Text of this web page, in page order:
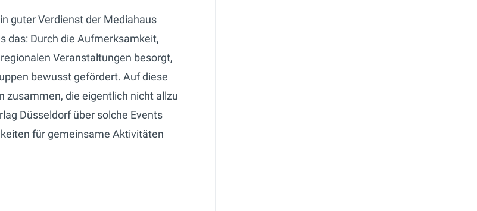
guter Verdienst der Mediahaus
das: Durch die Aufmerksamkeit,
Veranstaltungen besorgt,
bewusst gefördert. Auf diese
zusammen, die eigentlich nicht allzu
Düsseldorf über solche Events
für gemeinsame Aktivitäten